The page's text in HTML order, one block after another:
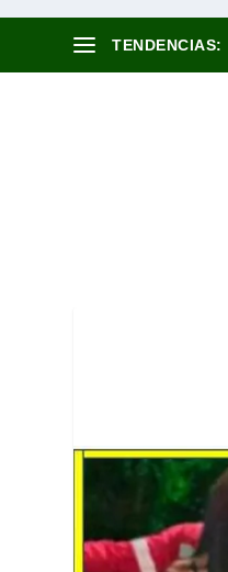
TENDENCIAS: